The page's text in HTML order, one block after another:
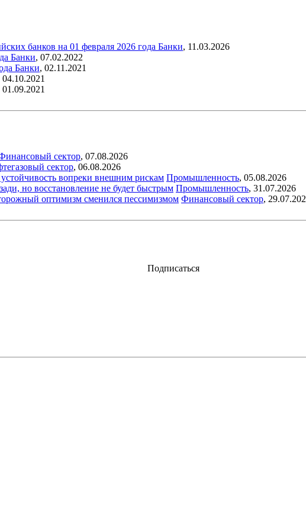
банков на 01 февраля 2026 года Банки, 11.03.2026
Банки, 07.02.2022
Банки, 02.11.2021
04.10.2021
01.09.2021
сектор, 07.08.2026
сектор, 06.08.2026
вопреки внешним рискам Промышленность, 05.08.2026
но восстановление не будет быстрым Промышленность, 31.07.2026
оптимизм сменился пессимизмом Финансовый сектор,
Подписаться